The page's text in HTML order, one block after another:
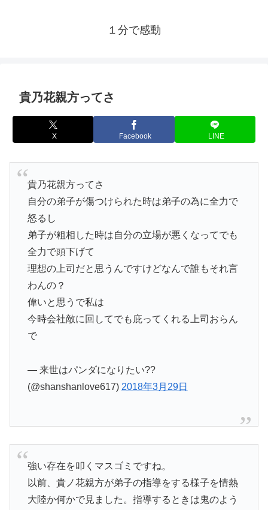
１分で感動
貴乃花親方ってさ
X Facebook LINE
貴乃花親方ってさ
自分の弟子が傷つけられた時は弟子の為に全力で
怒るし
弟子が粗相した時は自分の立場が悪くなってでも
全力で頭下げて
理想の上司だと思うんですけどなんで誰もそれ言
わんの？
偉いと思うで私は
今時会社敵に回してでも庇ってくれる上司おらん
で
— 来世はパンダになりたい??
(@shanshanlove617) 2018年3月29日
強い存在を叩くマスゴミですね。
以前、貴ノ花親方が弟子の指導をする様子を情熱
大陸か何かで見ました。指導するときは鬼のよう